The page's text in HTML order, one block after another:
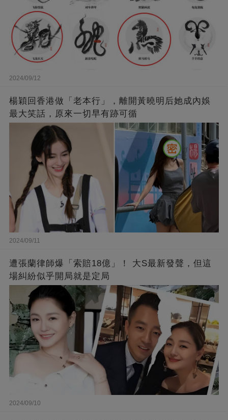
2024/09/12
楊穎回香港做「老本行」，離開黃曉明后她成內娛
最大笑話，原來一切早有跡可循
2024/09/11
遭張蘭律師爆「索賠18億」！ 大S最新發聲，但這
場糾紛似乎開局就是定局
2024/09/10